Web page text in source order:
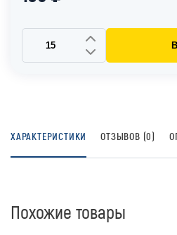
ХАРАКТЕРИСТИКИ ОТЗЫВОВ (0)
Похожие товары